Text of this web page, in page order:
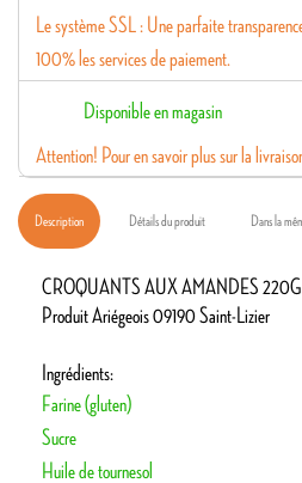
Le système SSL : Une parfaite
100% les services de paiement.
Disponible en magasin
Attention! Pour en savoir plus sur la
Description Détails du produit Dans la
CROQUANTS AUX AMANDES 220G
Produit Ariégeois 09190 Saint-Lizier
Ingrédients:
Farine (gluten)
Sucre
Huile de tournesol